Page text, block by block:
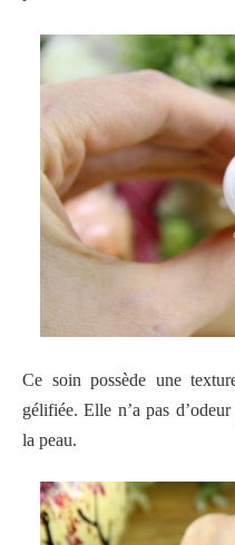
Ce soin possède une
gélifiée. Elle n’a pas
la peau.